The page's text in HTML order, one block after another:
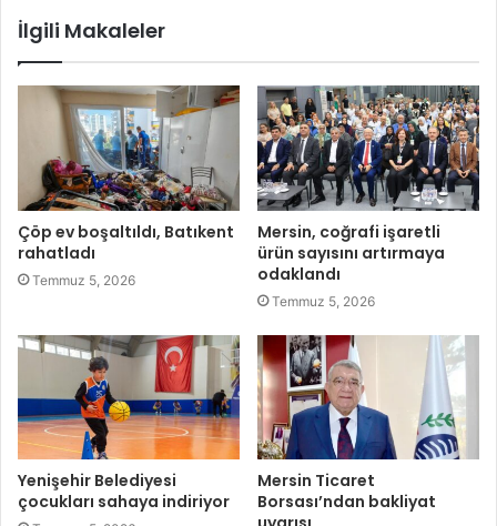
İlgili Makaleler
Çöp ev boşaltıldı, Batıkent
rahatladı
Temmuz 5, 2026
Mersin, coğrafi işaretli
ürün sayısını artırmaya
odaklandı
Temmuz 5, 2026
Yenişehir Belediyesi
çocukları sahaya indiriyor
Mersin Ticaret
Borsası’ndan bakliyat